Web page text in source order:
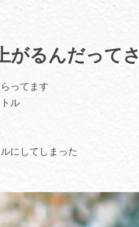
がるんだってさ
ってます
ル
にしてしまった